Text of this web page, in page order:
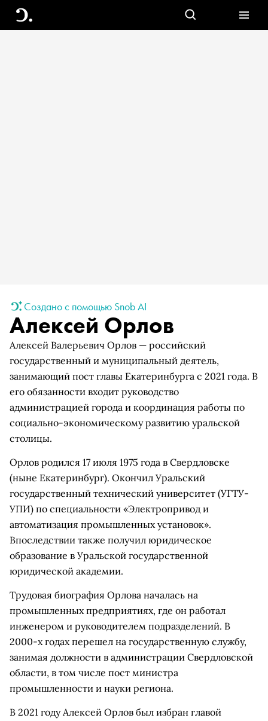
Создано с помощью Snob AI
Алексей Орлов
Алексей Валерьевич Орлов — российский
государственный и муниципальный деятель,
занимающий пост главы Екатеринбурга с 2021 года. В
его обязанности входит руководство
администрацией города и координация работы по
социально-экономическому развитию уральской
столицы.
Орлов родился 17 июля 1975 года в Свердловске
(ныне Екатеринбург). Окончил Уральский
государственный технический университет (УГТУ-
УПИ) по специальности «Электропривод и
автоматизация промышленных установок».
Впоследствии также получил юридическое
образование в Уральской государственной
юридической академии.
Трудовая биография Орлова началась на
промышленных предприятиях, где он работал
инженером и руководителем подразделений. В
2000-х годах перешел на государственную службу,
занимая должности в администрации Свердловской
области, в том числе пост министра
промышленности и науки региона.
В 2021 году Алексей Орлов был избран главой